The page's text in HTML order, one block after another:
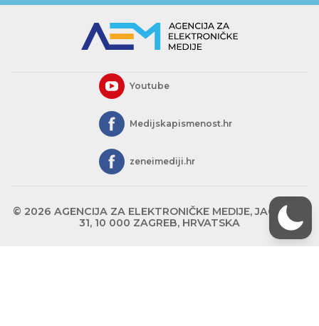
Youtube
Medijskapismenost.hr
zeneimediji.hr
© 2026 AGENCIJA ZA ELEKTRONIČKE MEDIJE, JAGIĆEVA
31, 10 000 ZAGREB, HRVATSKA